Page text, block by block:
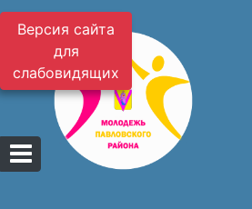
Версия сайта
для
слабовидящих